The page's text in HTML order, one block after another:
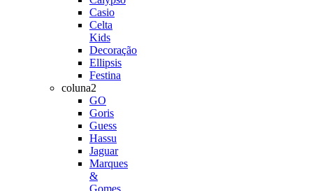
Casio
Celta
Kids
Decoração
Ellipsis
Festina
coluna2
GO
Goris
Guess
Hassu
Jaguar
Marques
&